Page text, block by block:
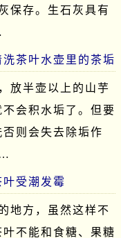
保存。生石灰具有
茶叶水壶里的茶垢
放半壶以上的山芋
会积水垢了。但要
则会失去除垢作
受潮发霉
地方，虽然这样不
不能和食糖、果糖